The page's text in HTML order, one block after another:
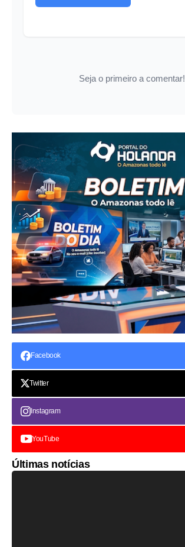
Seja o primeiro a comentar!
Facebook
Twitter
Instagram
YouTube
Últimas notícias